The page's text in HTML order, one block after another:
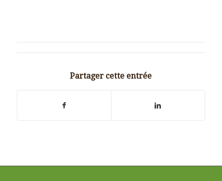
Partager cette entrée